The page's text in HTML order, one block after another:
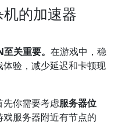
的加速器
关重要。 在游戏中，稳
验，减少延迟和卡顿现
先你需要考虑服务器位
服务器附近有节点的